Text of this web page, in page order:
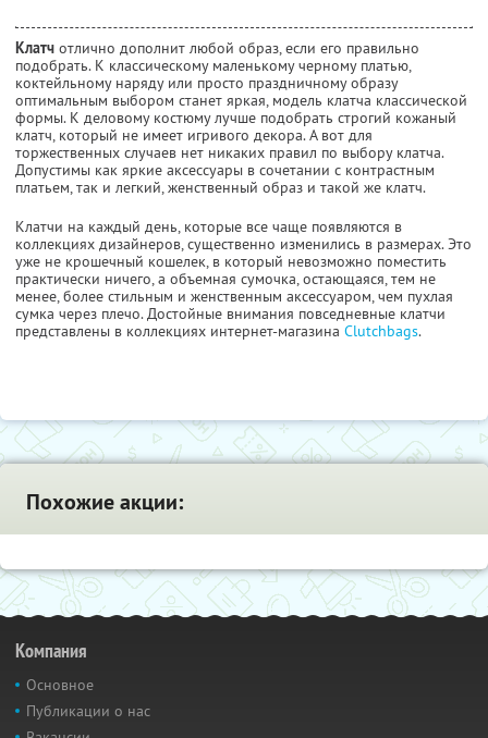
Клатч отлично дополнит любой образ, если его правильно
подобрать. К классическому маленькому черному платью,
коктейльному наряду или просто праздничному образу
оптимальным выбором станет яркая, модель клатча классической
формы. К деловому костюму лучше подобрать строгий кожаный
клатч, который не имеет игривого декора. А вот для
торжественных случаев нет никаких правил по выбору клатча.
Допустимы как яркие аксессуары в сочетании с контрастным
платьем, так и легкий, женственный образ и такой же клатч.
Клатчи на каждый день, которые все чаще появляются в
коллекциях дизайнеров, существенно изменились в размерах. Это
уже не крошечный кошелек, в который невозможно поместить
практически ничего, а объемная сумочка, остающаяся, тем не
менее, более стильным и женственным аксессуаром, чем пухлая
сумка через плечо. Достойные внимания повседневные клатчи
представлены в коллекциях интернет-магазина Clutchbags.
Похожие акции:
Компания
Основное
Публикации о нас